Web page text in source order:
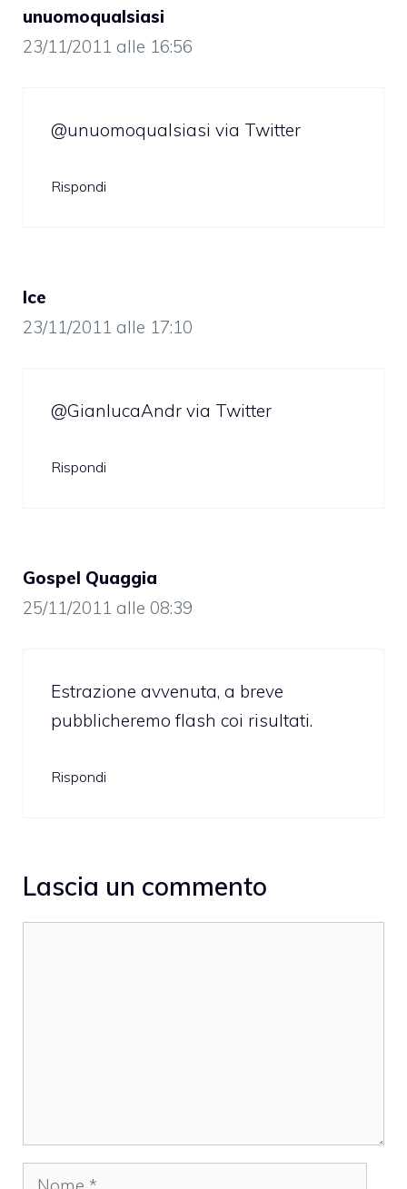
unuomoqualsiasi
23/11/2011 alle 16:56
@unuomoqualsiasi via Twitter
Rispondi
Ice
23/11/2011 alle 17:10
@GianlucaAndr via Twitter
Rispondi
Gospel Quaggia
25/11/2011 alle 08:39
Estrazione avvenuta, a breve
pubblicheremo flash coi risultati.
Rispondi
Lascia un commento
Nome